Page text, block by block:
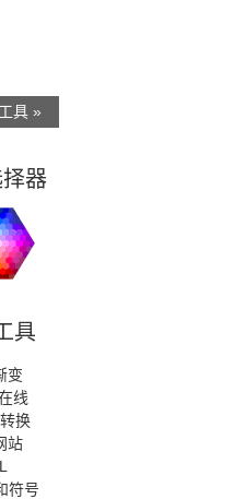
具 »
器
具
变
线
换
站
符号